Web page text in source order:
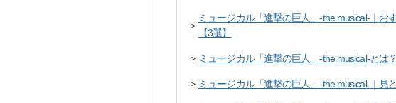
>
ミュージカル「進撃の巨人」-the musical-｜お
【3選】
> ミュージカル「進撃の巨人」-the musical-とは
> ミュージカル「進撃の巨人」-the musical-｜見